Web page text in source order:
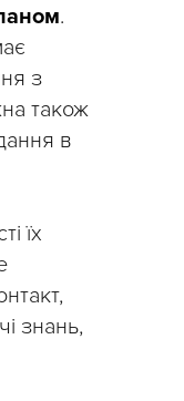
.
з
також
в
їх
знань,